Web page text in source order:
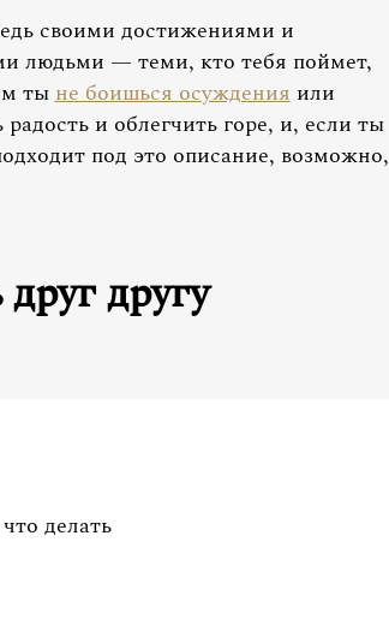
своими достижениями и
людьми — теми, кто тебя поймет,
тыне боишься осужденияили
и облегчить горе, и, если ты
под это описание, возможно,
другу
делать